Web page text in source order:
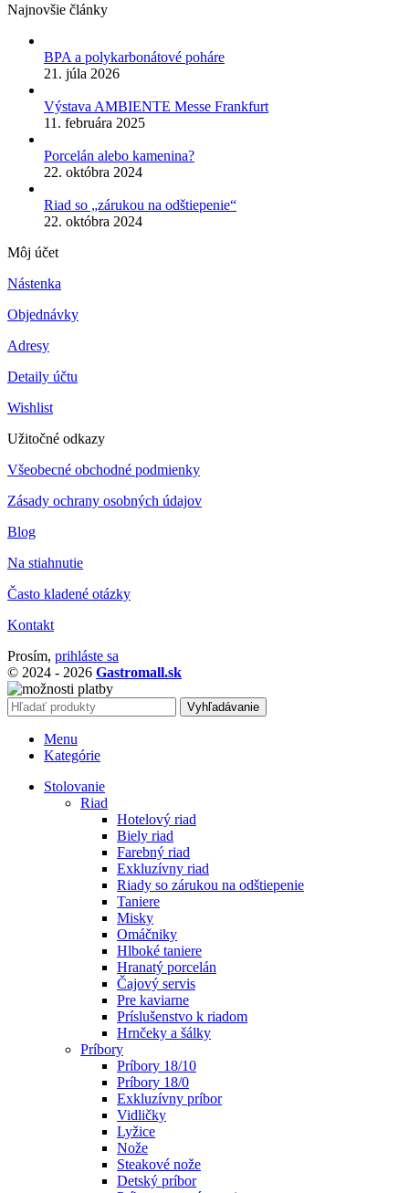
Najnovšie články
BPA a polykarbonátové poháre
21. júla 2026
Výstava AMBIENTE Messe Frankfurt
11. februára 2025
Porcelán alebo kamenina?
22. októbra 2024
Riad so „zárukou na odštiepenie“
22. októbra 2024
Môj účet
Nástenka
Objednávky
Adresy
Detaily účtu
Wishlist
Užitočné odkazy
Všeobecné obchodné podmienky
Zásady ochrany osobných údajov
Blog
Na stiahnutie
Často kladené otázky
Kontakt
Prosím, prihláste sa
© 2024 - 2026 Gastromall.sk
Vyhľadávanie
Menu
Kategórie
Stolovanie
Riad
Hotelový riad
Biely riad
Farebný riad
Exkluzívny riad
Riady so zárukou na odštiepenie
Taniere
Misky
Omáčniky
Hlboké taniere
Hranatý porcelán
Čajový servis
Pre kaviarne
Príslušenstvo k riadom
Hrnčeky a šálky
Príbory
Príbory 18/10
Príbory 18/0
Exkluzívny príbor
Vidličky
Lyžice
Nože
Steakové nože
Detský príbor